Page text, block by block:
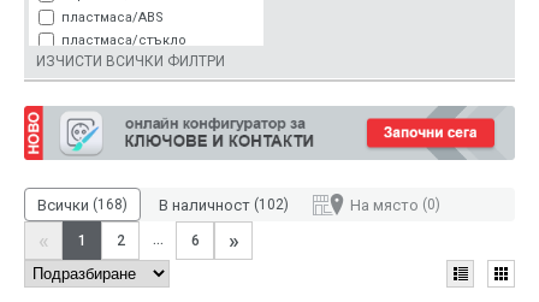
светло сив
тъмно дърво
тъмно сив
червен
черен
ярко зелен
пластмаса/ABS
пластмаса/стъкло
поликарбонат
ИЗЧИСТИ ВСИЧКИ ФИЛТРИ
Всички (168) В наличност (102) На място (0)
« 1 2 ... 6 »